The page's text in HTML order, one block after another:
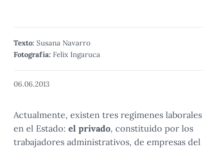
Texto: Susana Navarro
Fotografía: Felix Ingaruca
06.06.2013
Actualmente, existen tres regímenes laborales
en el Estado: el privado, constituido por los
trabajadores administrativos, de empresas del